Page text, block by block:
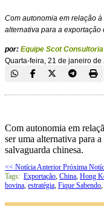
Com autonomia em relação
alternativa para a
por: Equipe Scot Consultoria
Quarta-feira, 21 de janeiro de
Com autonomia em
ser uma alternativa para
salvaguarda chinesa.
<< Notícia Anterior Próxima
Tags: Exportação, China, Hong
bovina, estratégia, Fique Sabendo,